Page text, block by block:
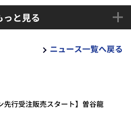
っと見る
ニュース一覧へ戻る
先行受注販売スタート】曽谷龍